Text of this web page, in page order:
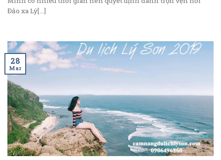
Đảo xa Lý[...]
28
Mar